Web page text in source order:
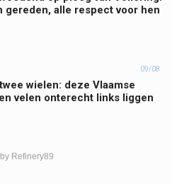
gereden, alle respect voor hen
09/08
wielen: deze Vlaamse
velen onterecht links liggen
Refinery89